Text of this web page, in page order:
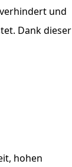
und
Dank dieser
hohen